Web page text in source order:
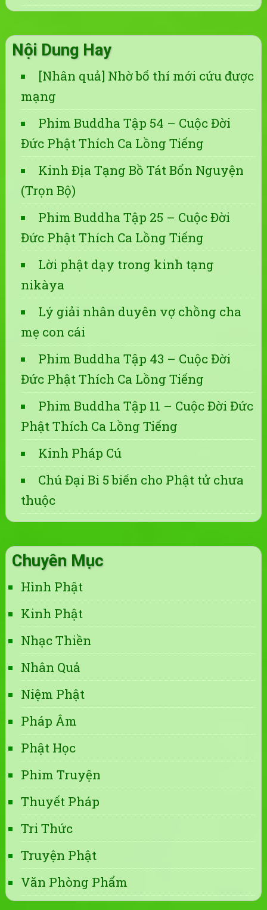
Nội Dung Hay
[Nhân quả] Nhờ bố thí mới cứu được
mạng
Phim Buddha Tập 54 – Cuộc Đời
Đức Phật Thích Ca Lồng Tiếng
Kinh Địa Tạng Bồ Tát Bổn Nguyện
(Trọn Bộ)
Phim Buddha Tập 25 – Cuộc Đời
Đức Phật Thích Ca Lồng Tiếng
Lời phật dạy trong kinh tạng
nikàya
Lý giải nhân duyên vợ chồng cha
mẹ con cái
Phim Buddha Tập 43 – Cuộc Đời
Đức Phật Thích Ca Lồng Tiếng
Phim Buddha Tập 11 – Cuộc Đời Đức
Phật Thích Ca Lồng Tiếng
Kinh Pháp Cú
Chú Đại Bi 5 biến cho Phật tử chưa
thuộc
Chuyên Mục
Hình Phật
Kinh Phật
Nhạc Thiền
Nhân Quả
Niệm Phật
Pháp Âm
Phật Học
Phim Truyện
Thuyết Pháp
Tri Thức
Truyện Phật
Văn Phòng Phẩm